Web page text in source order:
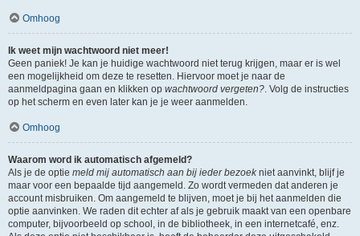
Omhoog
Ik weet mijn wachtwoord niet meer!
Geen paniek! Je kan je huidige wachtwoord niet terug krijgen, maar er is wel
een mogelijkheid om deze te resetten. Hiervoor moet je naar de
aanmeldpagina gaan en klikken op wachtwoord vergeten?. Volg de instructies
op het scherm en even later kan je je weer aanmelden.
Omhoog
Waarom word ik automatisch afgemeld?
Als je de optie meld mij automatisch aan bij ieder bezoekniet aanvinkt, blijf je
maar voor een bepaalde tijd aangemeld. Zo wordt vermeden dat anderen je
account misbruiken. Om aangemeld te blijven, moet je bij het aanmelden die
optie aanvinken. We raden dit echter af als je gebruik maakt van een openbare
computer, bijvoorbeeld op school, in de bibliotheek, in een internetcafé, enz.